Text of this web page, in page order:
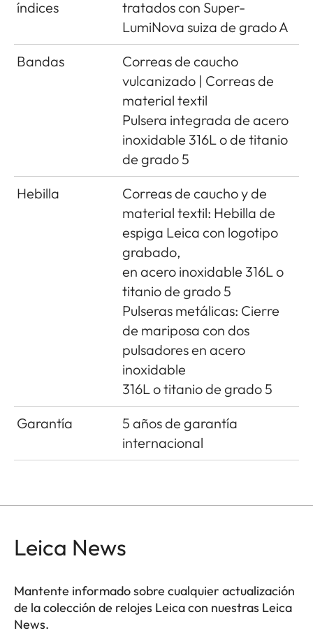
índices
tratados con Super-
LumiNova suiza de grado A
Bandas
Correas de caucho
vulcanizado | Correas de
material textil
Pulsera integrada de acero
inoxidable 316L o de titanio
de grado 5
Hebilla
Correas de caucho y de
material textil: Hebilla de
espiga Leica con logotipo
grabado,
en acero inoxidable 316L o
titanio de grado 5
Pulseras metálicas: Cierre
de mariposa con dos
pulsadores en acero
inoxidable
316L o titanio de grado 5
Garantía
5 años de garantía
internacional
Leica News
Mantente informado sobre cualquier actualización
de la colección de relojes Leica con nuestras Leica
News.